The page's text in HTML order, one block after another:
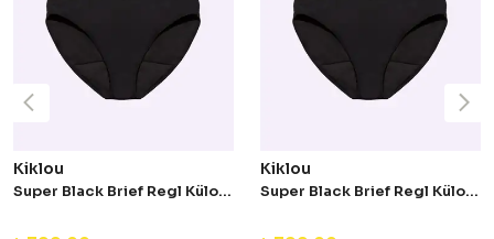
Kiklou
Super Black Brief Regl Külodu
Kiklou
Super Black Brief Regl Külodu